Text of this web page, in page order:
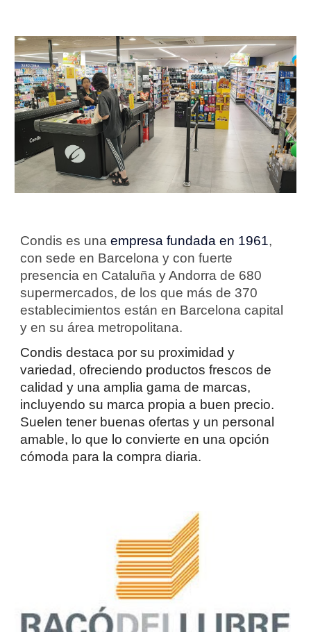
Condis es unaempresa fundada en 1961,
con sede en Barcelona y con fuerte
presencia en Cataluña y Andorra de 680
supermercados, de los que más de 370
establecimientos están en Barcelona capital
y en su área metropolitana.
Condis destaca por su proximidad y
variedad, ofreciendo productos frescos de
calidad y una amplia gama de marcas,
incluyendo su marca propia a buen precio.
Suelen tener buenas ofertas y un personal
amable, lo que lo convierte en una opción
cómoda para la compra diaria.